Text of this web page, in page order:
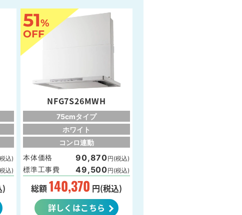
込)
込)
)
51%
OFF
NFG7S26MWH
75cmタイプ
ホワイト
コンロ連動
本体価格
90,870円(税込)
標準工事費 49,500円(税込)
総額140,370 円(税込)
詳しくはこちら